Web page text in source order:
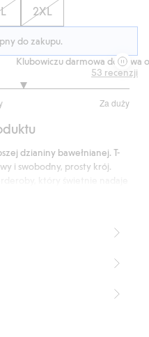
2XL
do zakupu.
Klubowiczu darmowa dostawa od
Za duży
53 recenzji
dzianiny bawełnianej. T-
i swobodny, prosty krój.